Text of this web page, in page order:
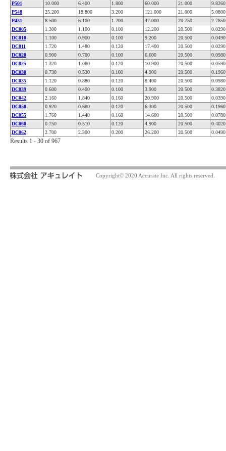
P501
10.000 6.400 1.800 60.000 21.000
9.8260
P548
25.200 18.800 3.200 121.000 21.000
5.0800
P431
8.500 6.100 1.200 47.000 20.750
2.7850
DC005
1.300 1.100 0.100 12.200 20.500
0.0290
DC010
1.100 0.900 0.100 9.200 20.500
0.0490
DC011
1.720 1.480 0.120 17.400 20.500
0.0290
DC020
0.900 0.700 0.100 6.600 20.500
0.0980
DC025
1.320 1.080 0.120 10.900 20.500
0.0590
DC030
0.730 0.530 0.100 4.900 20.500
0.1960
DC035
1.120 0.880 0.120 8.400 20.500
0.0980
DC039
0.600 0.400 0.100 3.900 20.500
0.3820
DC042
2.160 1.840 0.160 20.900 20.500
0.0390
DC050
0.920 0.680 0.120 6.300 20.500
0.1960
DC055
1.760 1.440 0.160 14.600 20.500
0.0780
DC060
0.750 0.510 0.120 4.900 20.500
0.4020
DC062
2.700 2.300 0.200 26.200 20.500 0.0490
Results 1 - 30 of 967
Copyright© 2020 Accurate Inc. All rights reserved.